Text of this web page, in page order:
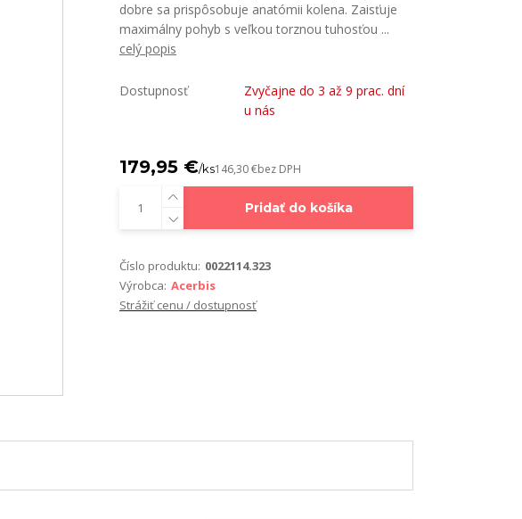
dobre sa prispôsobuje anatómii kolena. Zaisťuje
maximálny pohyb s veľkou torznou tuhosťou ...
celý popis
Dostupnosť
Zvyčajne do 3 až 9 prac. dní
u nás
179,95 €/ks146,30 €bez DPH
Pridať do košíka
Číslo produktu: 0022114.323
Výrobca: Acerbis
Strážiť cenu / dostupnosť